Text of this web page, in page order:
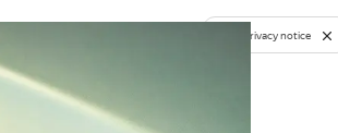
Privacy notice